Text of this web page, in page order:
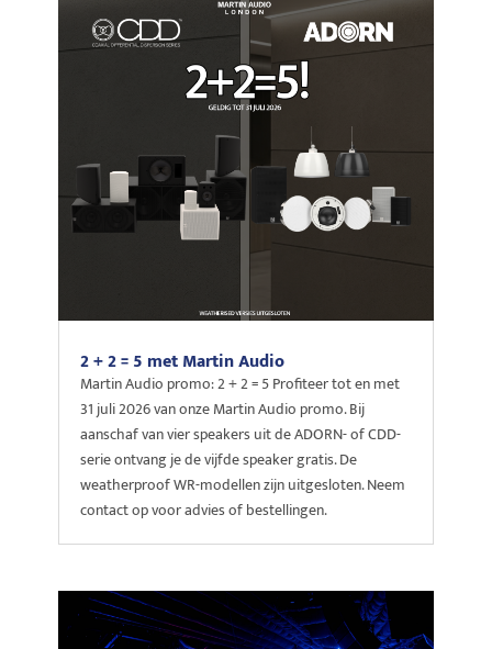
2 + 2 = 5 met Martin Audio
Martin Audio promo: 2 + 2 = 5 Profiteer tot en met
31 juli 2026 van onze Martin Audio promo. Bij
aanschaf van vier speakers uit de ADORN- of CDD-
serie ontvang je de vijfde speaker gratis. De
weatherproof WR-modellen zijn uitgesloten. Neem
contact op voor advies of bestellingen.